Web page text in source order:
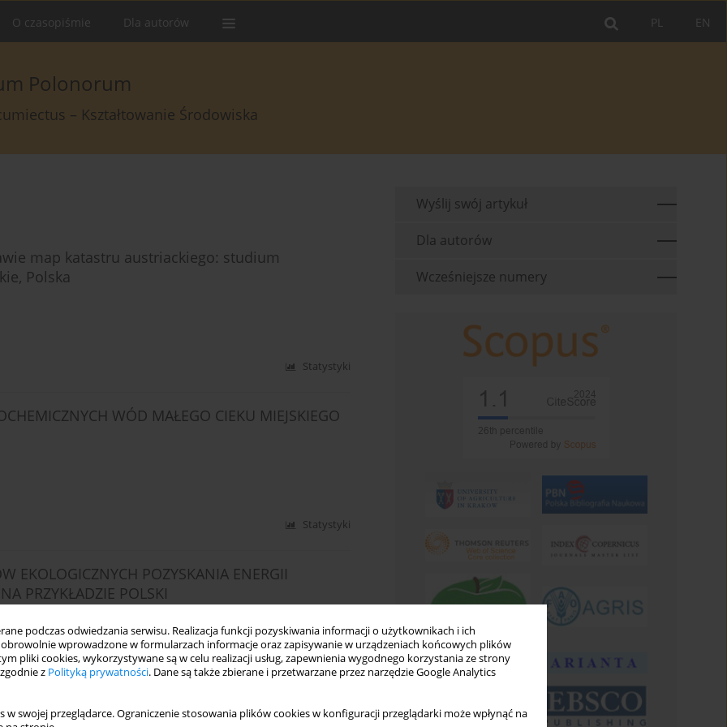
podczas odwiedzania serwisu. Realizacja funkcji pozyskiwania informacji o użytkownikach i ich
wprowadzone w formularzach informacje oraz zapisywanie w urządzeniach końcowych plików
pliki cookies, wykorzystywane są w celu realizacji usług, zapewnienia wygodnego korzystania ze strony
z Polityką prywatności. Dane są także zbierane i przetwarzane przez narzędzie Google Analytics
w swojej przeglądarce. Ograniczenie stosowania plików cookies w konfiguracji przeglądarki może wpłynąć na
EN
PL
O czasopiśmie Dla autorów
Polonorum
– Kształtowanie Środowiska
map katastru austriackiego: studium
Polska
Statystyki
WÓD MAŁEGO CIEKU MIEJSKIEGO
Statystyki
EKOLOGICZNYCH POZYSKANIA ENERGII
PRZYKŁADZIE POLSKI
Statystyki
Wyślij swój artykuł
Dla autorów
Wcześniejsze numery